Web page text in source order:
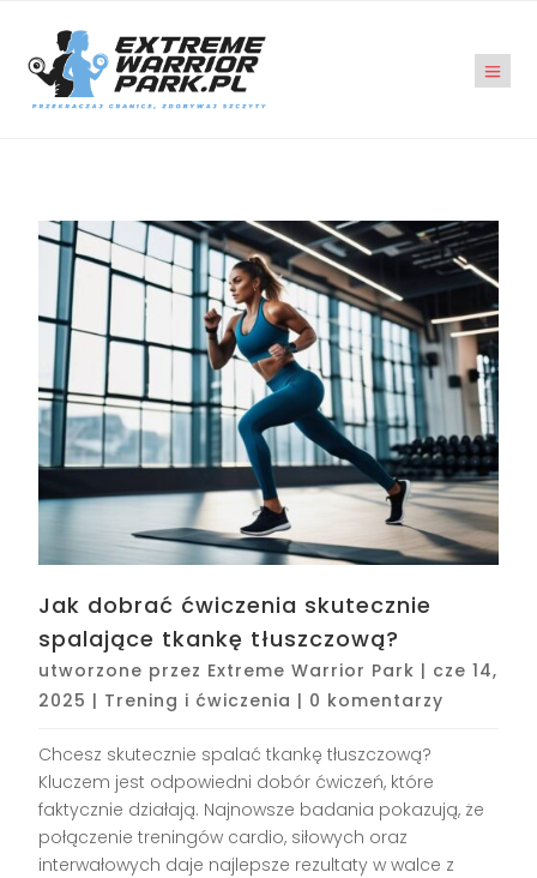
Jak dobrać ćwiczenia skutecznie
spalające tkankę tłuszczową?
utworzone przez Extreme Warrior Park | cze 14,
2025 | Trening i ćwiczenia | 0 komentarzy
Chcesz skutecznie spalać tkankę tłuszczową?
Kluczem jest odpowiedni dobór ćwiczeń, które
faktycznie działają. Najnowsze badania pokazują, że
połączenie treningów cardio, siłowych oraz
interwałowych daje najlepsze rezultaty w walce z